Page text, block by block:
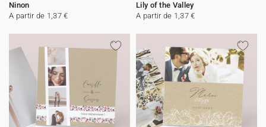
Ninon
A partir de 1,37 €
Lily of the Valley
A partir de 1,37 €